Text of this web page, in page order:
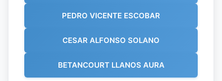
PEDRO VICENTE ESCOBAR
CESAR ALFONSO SOLANO
BETANCOURT LLANOS AURA